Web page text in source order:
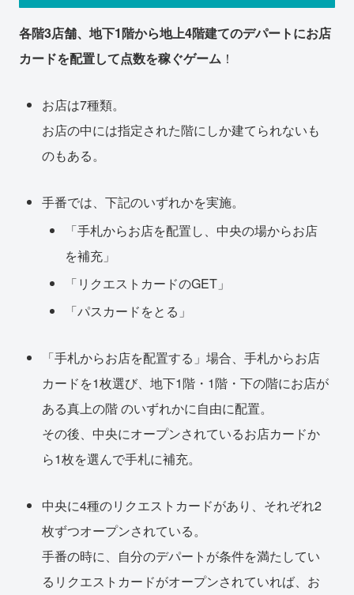
各階3店舗、地下1階から地上4階建てのデパートにお店
カードを配置して点数を稼ぐゲーム ！
お店は7種類。
お店の中には指定された階にしか建てられないも
のもある。
手番では、下記のいずれかを実施。
「手札からお店を配置し、中央の場からお店
を補充」
「リクエストカードのGET」
「パスカードをとる」
「手札からお店を配置する」場合、手札からお店
カードを1枚選び、地下1階・1階・下の階にお店が
ある真上の階 のいずれかに自由に配置。
その後、中央にオープンされているお店カードか
ら1枚を選んで手札に補充。
中央に4種のリクエストカードがあり、それぞれ2
枚ずつオープンされている。
手番の時に、自分のデパートが条件を満たしてい
るリクエストカードがオープンされていれば、お